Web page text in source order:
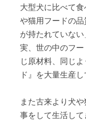
大型犬に比べて
や猫用フードの
が持たれていな
実、世の中のフ
じ原材料、同じ
ド』を大量生産し
また古来より犬
事をして生活し